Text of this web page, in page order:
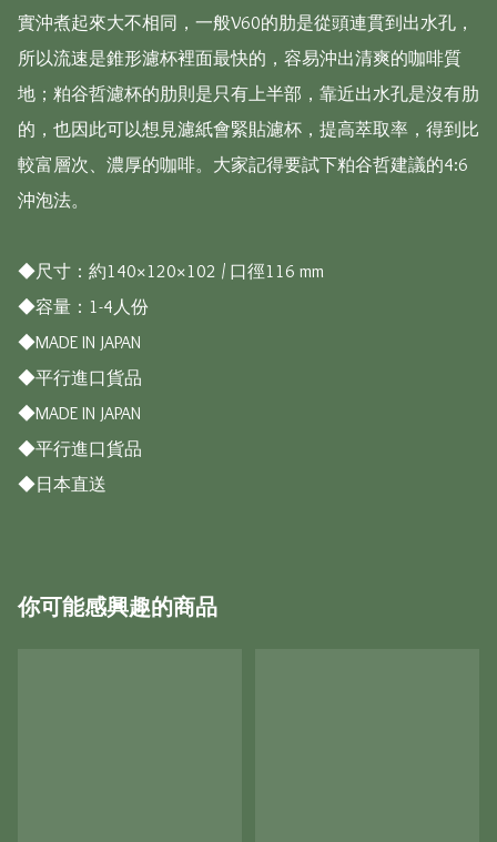
實沖煮起來大不相同，一般V60的肋是從頭連貫到出水孔，
所以流速是錐形濾杯裡面最快的，容易沖出清爽的咖啡質
地；粕谷哲濾杯的肋則是只有上半部，靠近出水孔是沒有肋
的，也因此可以想見濾紙會緊貼濾杯，提高萃取率，得到比
較富層次、濃厚的咖啡。大家記得要試下粕谷哲建議的4:6
沖泡法。
◆尺寸：約140×120×102 / 口徑116 mm
◆容量：1-4人份
◆MADE IN JAPAN
◆平行進口貨品
◆MADE IN JAPAN
◆平行進口貨品
你可能感興趣的商品